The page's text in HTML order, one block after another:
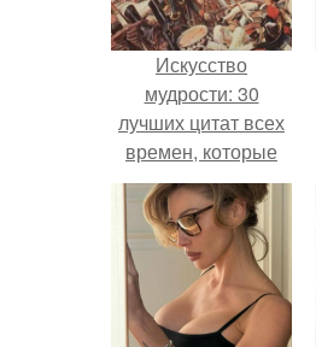
Искусство
мудрости: 30
лучших цитат всех
времен, которые
изменили мир